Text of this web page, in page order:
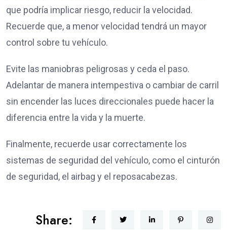
que podría implicar riesgo, reducir la velocidad.
Recuerde que, a menor velocidad tendrá un mayor
control sobre tu vehículo.
Evite las maniobras peligrosas y ceda el paso.
Adelantar de manera intempestiva o cambiar de carril
sin encender las luces direccionales puede hacer la
diferencia entre la vida y la muerte.
Finalmente, recuerde usar correctamente los
sistemas de seguridad del vehículo, como el cinturón
de seguridad, el airbag y el reposacabezas.
Share: